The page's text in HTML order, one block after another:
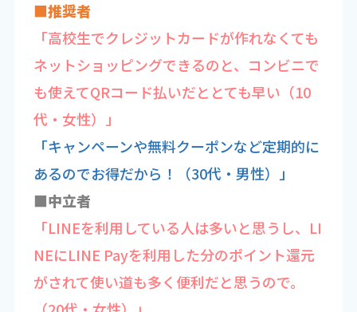
■推奨者
「高校生でクレジットカードが作れなくても
ネットショッピングできるのと、コンビニで
も使えてQRコード払いだととても早い（10
代・女性）」
「キャンペーンや無料クーポンなど定期的に
あるのでお得だから！（30代・男性）」
■中立者
「LINEを利用している人は多いと思うし、LI
NEにLINE Payを利用した分のポイント還元
がされて使い道も多く便利だと思うので。